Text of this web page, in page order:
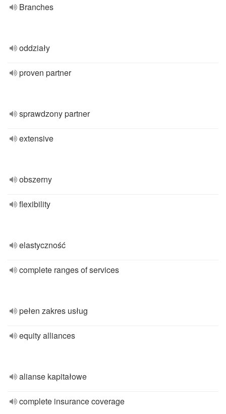
Branches
oddziały
proven partner
sprawdzony partner
extensive
obszerny
flexibility
elastyczność
complete ranges of services
pełen zakres usług
equity alliances
alianse kapitałowe
complete insurance coverage